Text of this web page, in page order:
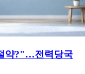
약?"…전력당국